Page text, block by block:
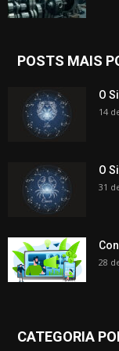
POSTS MAIS
O
14
O
31
28
CATEGORIA